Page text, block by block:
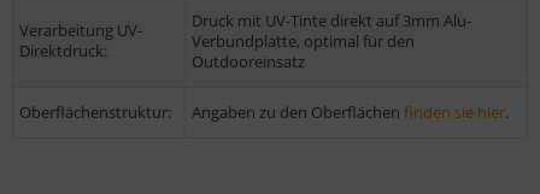
Verarbeitung UV-
Direktdruck:
Druck mit UV-Tinte direkt auf 3mm Alu-
Verbundplatte, optimal für den
Outdooreinsatz
Oberflächenstruktur: Angaben zu den Oberflächen finden sie hier.